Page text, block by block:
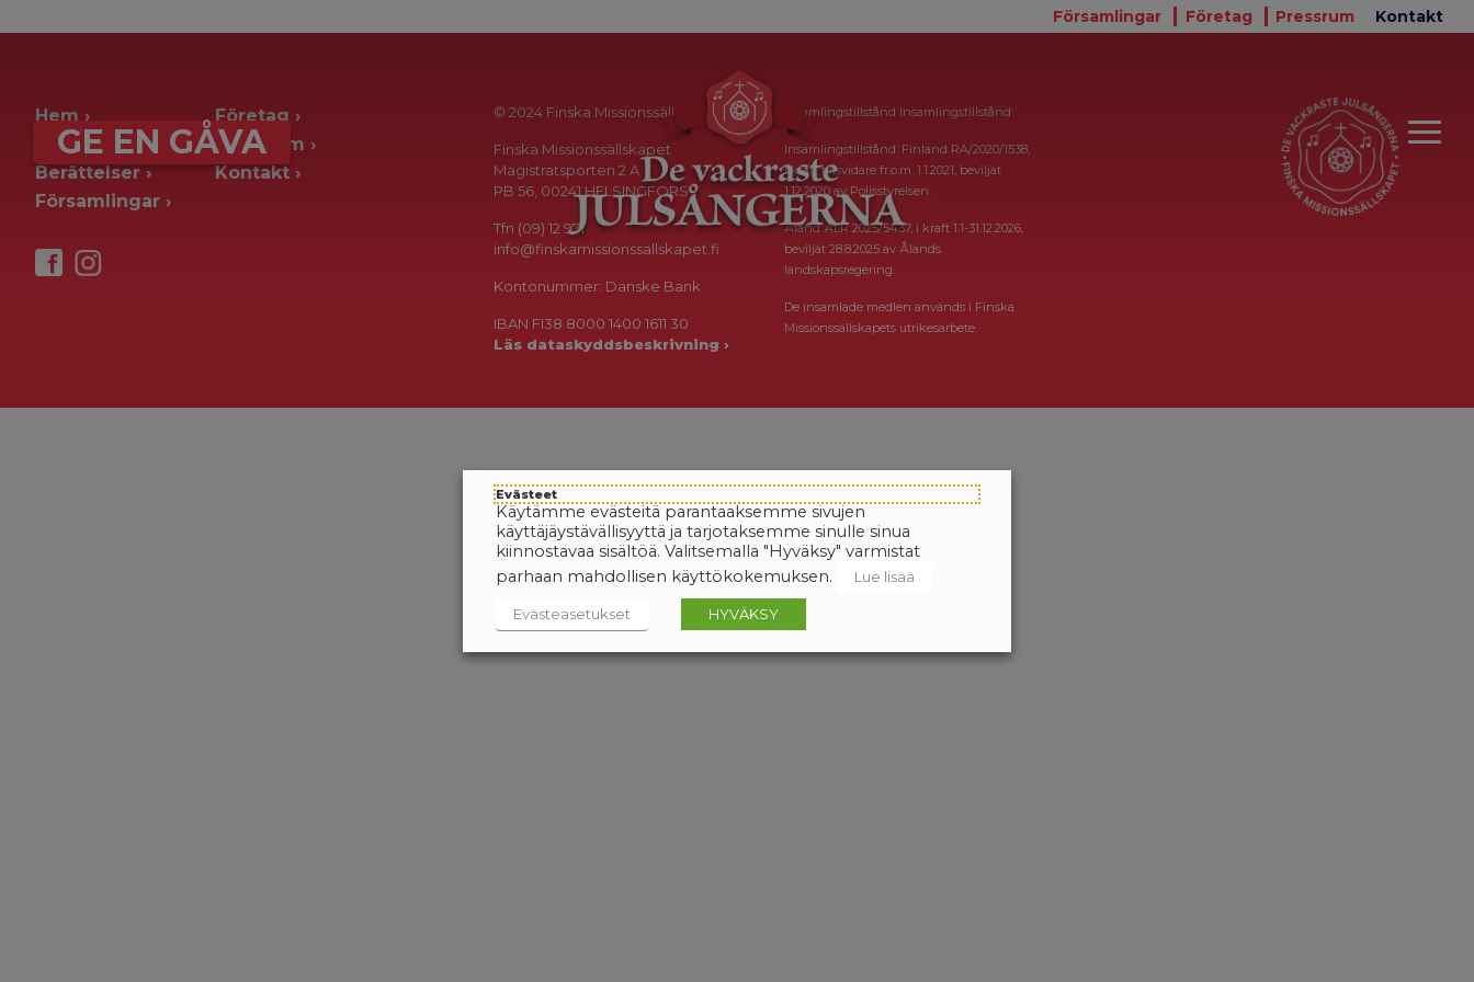
Församlingar Företag Pressrum Kontakt
GE EN GÅVA
Hem
Ge en gåva
Berättelser
Församlingar
Företag
Pressrum
Kontakt
© 2024 Finska Missionssällskapet
Finska Missionssällskapet
Magistratsporten 2 A
PB 56, 00241 HELSINGFORS
Tfn (09) 12 971
info@finskamissionssallskapet.fi
Kontonummer: Danske Bank
IBAN FI38 8000 1400 1611 30
Läs dataskyddsbeskrivning ›
Insamlingstillstånd Insamlingstillstånd:
Insamlingstillstånd: Finland RA/2020/1538,
i kraft tillsvidare fr.o.m. 1.1.2021, beviljat
1.12.2020 av Polisstyrelsen.
Åland ÅLR 2025/5437, i kraft 1.1-31.12.2026,
beviljat 28.8.2025 av Ålands
landskapsregering.
De insamlade medlen används i Finska
Missionssällskapets utrikesarbete.
Evästeet
Käytämme evästeitä parantaaksemme sivujen
käyttäjäystävällisyyttä ja tarjotaksemme sinulle sinua
kiinnostavaa sisältöä. Valitsemalla "Hyväksy" varmistat
parhaan mahdollisen käyttökokemuksen.
Lue lisää
Evästeasetukset HYVÄKSY